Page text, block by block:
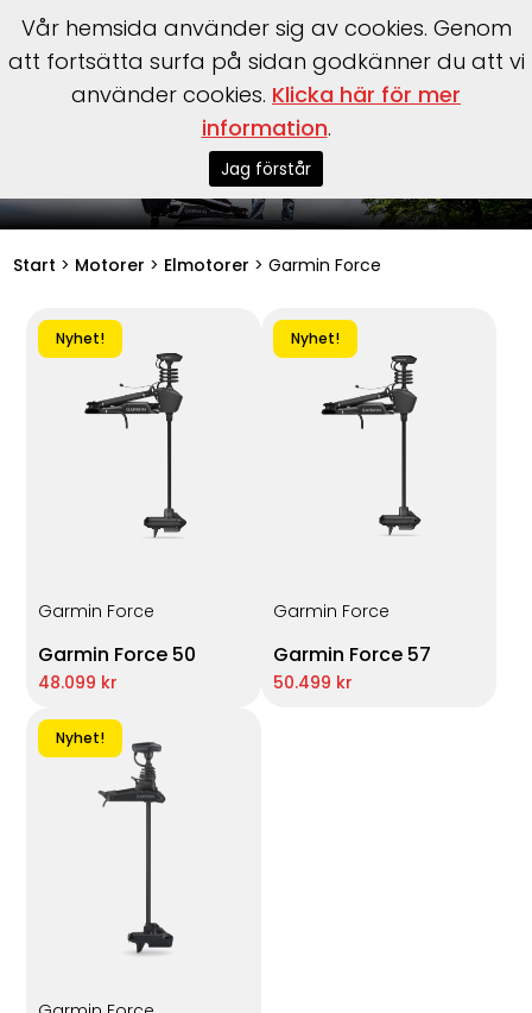
Garmin Force motorer
Start > Motorer > Elmotorer >Garmin Force
Nyhet!
Garmin Force
Garmin Force 50
48.099 kr
Nyhet!
Garmin Force
Garmin Force 57
50.499 kr
Nyhet!
Vår hemsida använder sig av cookies. Genom
att fortsätta surfa på sidan godkänner du att vi
använder cookies. Klicka här för mer
information.
Jag förstår